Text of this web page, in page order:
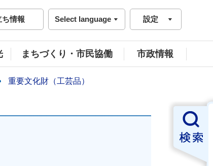
ち情報 Select language 設定
まちづくり・市民協働 市政情報
重要文化財（工芸品）